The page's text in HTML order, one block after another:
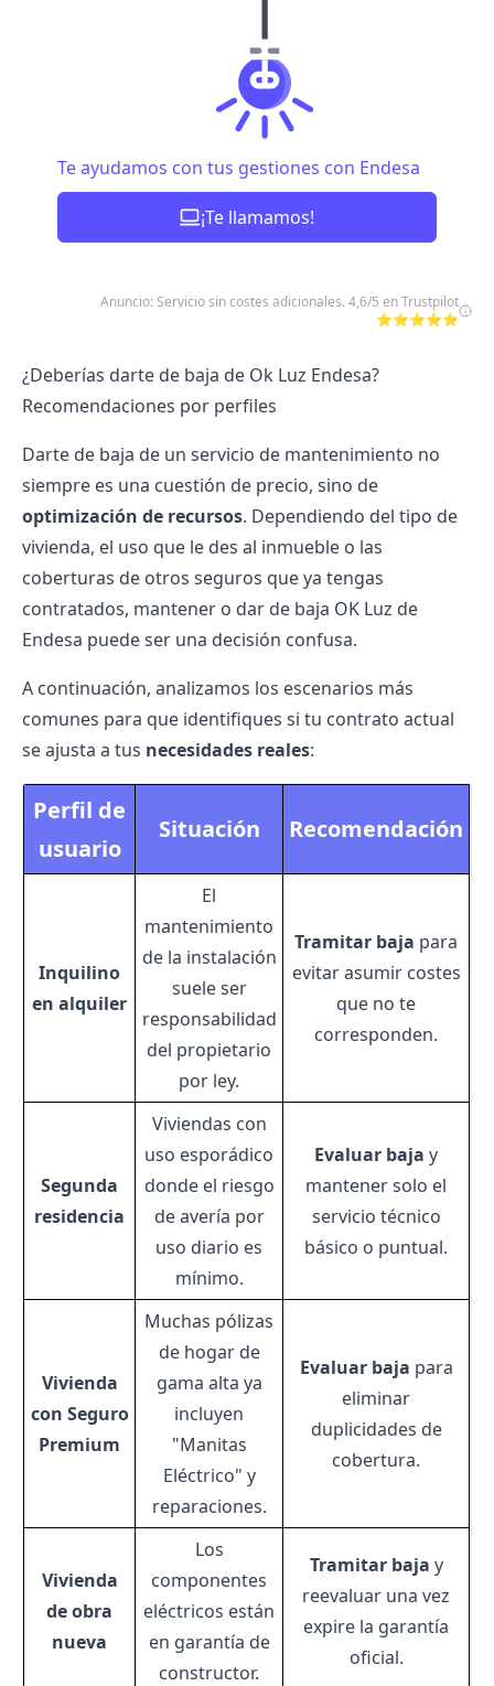
Te ayudamos con tus gestiones con Endesa
¡Te llamamos!
Anuncio: Servicio sin costes adicionales. 4,6/5 en Trustpilot
⭐⭐⭐⭐⭐
¿Deberías darte de baja de Ok Luz Endesa?
Recomendaciones por perfiles
Darte de baja de un servicio de mantenimiento no
siempre es una cuestión de precio, sino de
optimización de recursos. Dependiendo del tipo de
vivienda, el uso que le des al inmueble o las
coberturas de otros seguros que ya tengas
contratados, mantener o dar de baja OK Luz de
Endesa puede ser una decisión confusa.
A continuación, analizamos los escenarios más
comunes para que identifiques si tu contrato actual
se ajusta a tus necesidades reales:
Perfil de
usuario
Situación Recomendación
Inquilino
en alquiler
El
mantenimiento
de la instalación
suele ser
responsabilidad
del propietario
por ley.
Tramitar baja para
evitar asumir costes
que no te
corresponden.
Segunda
residencia
Viviendas con
uso esporádico
donde el riesgo
de avería por
uso diario es
mínimo.
Evaluar baja y
mantener solo el
servicio técnico
básico o puntual.
Vivienda
con Seguro
Premium
Muchas pólizas
de hogar de
gama alta ya
incluyen
"Manitas
Eléctrico" y
reparaciones.
Evaluar baja para
eliminar
duplicidades de
cobertura.
Vivienda
de obra
nueva
Los
componentes
eléctricos están
en garantía de
constructor.
Tramitar baja y
reevaluar una vez
expire la garantía
oficial.